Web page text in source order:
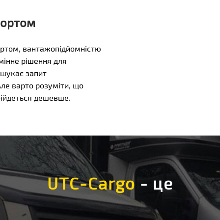
вантажопідйомністю
рішення для
шукає запит
варто розуміти, що
дешевше.
UTC-Cargo - це